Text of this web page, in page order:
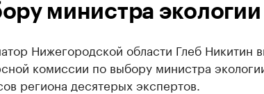
министра
Нижегородской области Глеб Никитин
комиссии по выбору министра
региона десятерых экспертов.